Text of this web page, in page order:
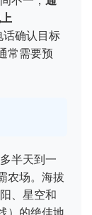
话确认目标
常需要预
半天到一
农场。海拔
、星空和
）的绝佳地